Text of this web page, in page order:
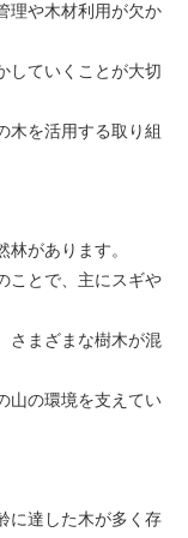
理や木材利用が欠か
していくことが大切
木を活用する取り組
があります。
ことで、主にスギや
さまざまな樹木が混
山の環境を支えてい
に達した木が多く存